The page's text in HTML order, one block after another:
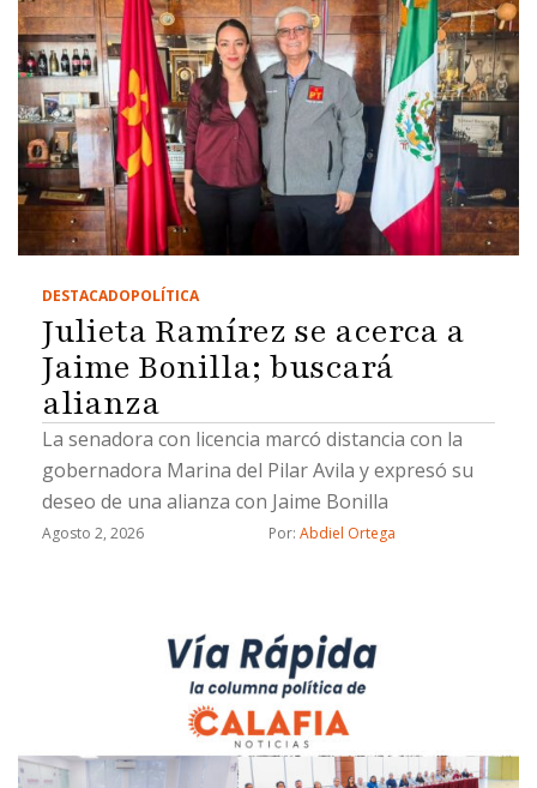
DESTACADOPOLÍTICA
Julieta Ramírez se acerca a
Jaime Bonilla; buscará
alianza
La senadora con licencia marcó distancia con la
gobernadora Marina del Pilar Avila y expresó su
deseo de una alianza con Jaime Bonilla
Agosto 2, 2026 Por: Abdiel Ortega